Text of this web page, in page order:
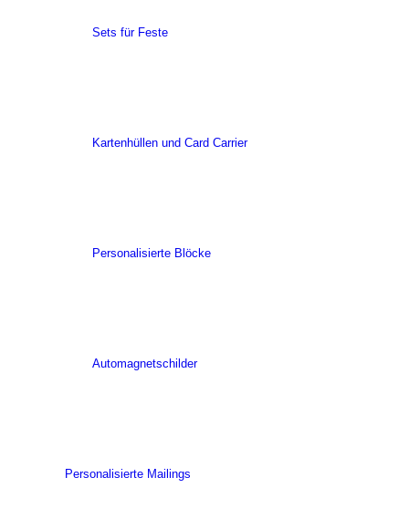
Sets für Feste
Kartenhüllen und Card Carrier
Personalisierte Blöcke
Automagnetschilder
Personalisierte Mailings